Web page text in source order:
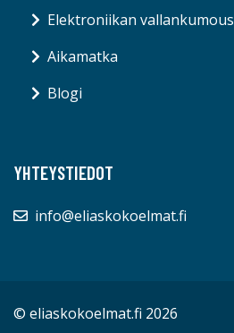
Elektroniikan vallankumous
Aikamatka
Blogi
YHTEYSTIEDOT
info@eliaskokoelmat.fi
© eliaskokoelmat.fi 2026